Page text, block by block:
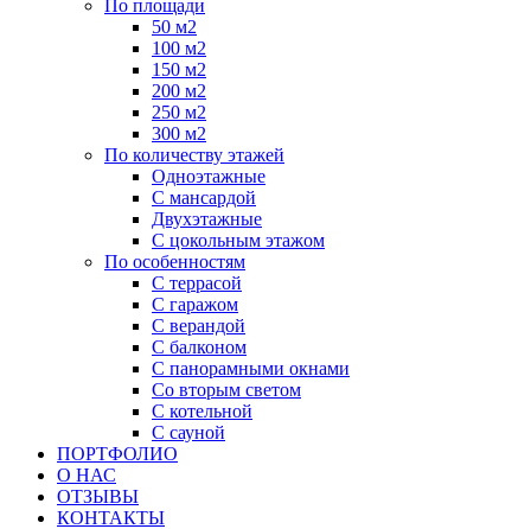
По площади
50 м2
100 м2
150 м2
200 м2
250 м2
300 м2
По количеству этажей
Одноэтажные
С мансардой
Двухэтажные
С цокольным этажом
По особенностям
С террасой
С гаражом
С верандой
С балконом
С панорамными окнами
Со вторым светом
С котельной
С сауной
ПОРТФОЛИО
О НАС
ОТЗЫВЫ
КОНТАКТЫ